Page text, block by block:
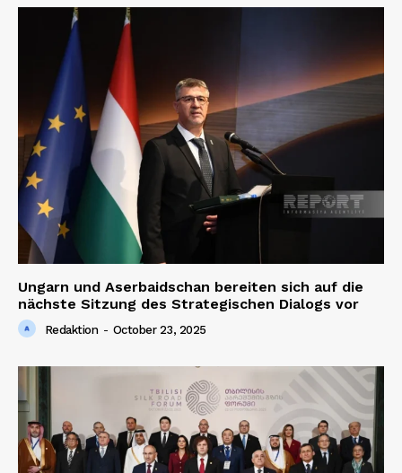
Ungarn und Aserbaidschan bereiten sich auf die
nächste Sitzung des Strategischen Dialogs vor
Redaktion - October 23, 2025